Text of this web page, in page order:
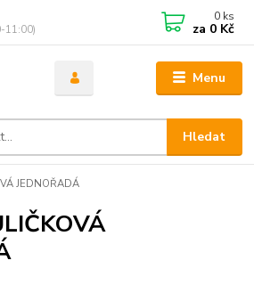
Menu
Hledat
11:00)
0 ks
za 0 Kč
JEDNOŘADÁ